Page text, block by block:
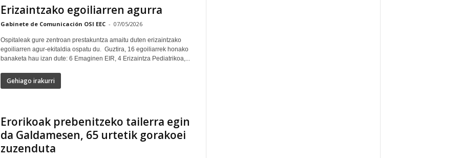
Erizaintzako egoiliarren agurra
Gabinete de Comunicación OSI EEC - 07/05/2026
Ospitaleak gure zentroan prestakuntza amaitu duten erizaintzako
egoiliarren agur-ekitaldia ospatu du. Guztira, 16 egoiliarrek honako
banaketa hau izan dute: 6 Emaginen EIR, 4 Erizaintza Pediatrikoa,...
Gehiago irakurri
Erorikoak prebenitzeko tailerra egin
da Galdamesen, 65 urtetik gorakoei
zuzenduta